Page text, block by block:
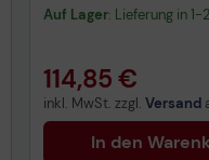
Auf Lager: Lieferung in
114,85 €
inkl. MwSt. zzgl. Versand
In den